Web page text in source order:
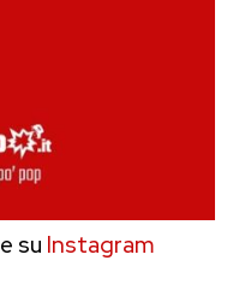
e su Instagram